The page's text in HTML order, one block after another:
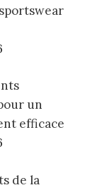
un
efficace
de la